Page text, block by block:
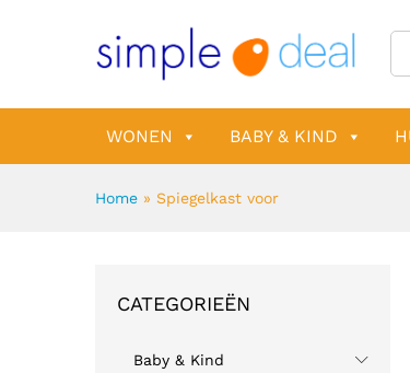
WONEN BABY & KIND
Home » Spiegelkast voor
CATEGORIEËN
Baby & Kind